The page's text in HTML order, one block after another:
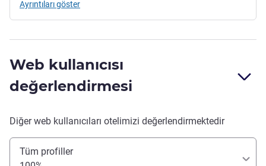
Ayrıntıları göster
Web kullanıcısı
değerlendirmesi
Diğer web kullanıcıları otelimizi değerlendirmektedir
Tüm profiller